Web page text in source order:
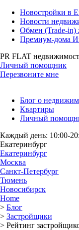
Новостройки в
Новости
Обмен (Trade-in)
Премиум-дома
PR FLAT
Личный помощник
Перезвоните мне
Блог о
Квартиры
Личный
Каждый день: 10:00-
Екатеринбург
Екатеринбург
Москва
Санкт-Петербург
Тюмень
Новосибирск
Home
> Блог
> Застройщики
> Рейтинг